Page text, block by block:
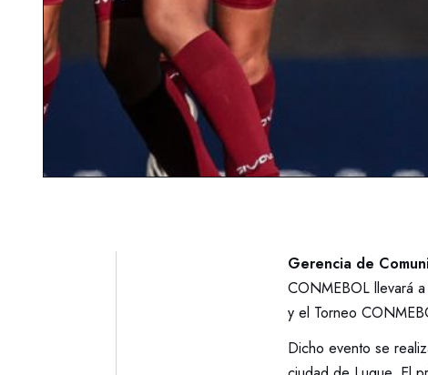
Gerencia de
CONMEBOL llevará
y el Torneo
Dicho evento se